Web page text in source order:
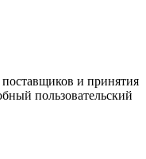
и принятия
пользовательский